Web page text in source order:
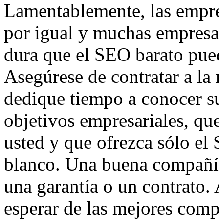
Lamentablemente, las
por igual y muchas
dura que el SEO barato
Asegúrese de contratar a
dedique tiempo a conocer
objetivos empresariales,
usted y que ofrezca sólo el
blanco. Una buena
una garantía o un contrato.
esperar de las mejores